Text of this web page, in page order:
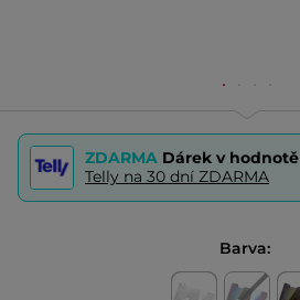
ZDARMA Dárek v hodnotě
Telly na 30 dní ZDARMA
Barva: